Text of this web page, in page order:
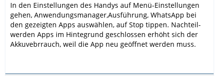
In den Einstellungen des Handys auf Menü-Einstellungen
gehen, Anwendungsmanager,Ausführung, WhatsApp bei
den gezeigten Apps auswählen, auf Stop tippen. Nachteil-
werden Apps im Hintegrund geschlossen erhöht sich der
Akkuvebrrauch, weil die App neu geöffnet werden muss.